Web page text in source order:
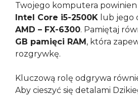
Twojego komputera
Intel Core i5-2500K lub jego
AMD – FX-6300. Pamiętaj
GB pamięci RAM , która
rozgrywkę.
Kluczową rolę odgrywa
Aby cieszyć się detalami